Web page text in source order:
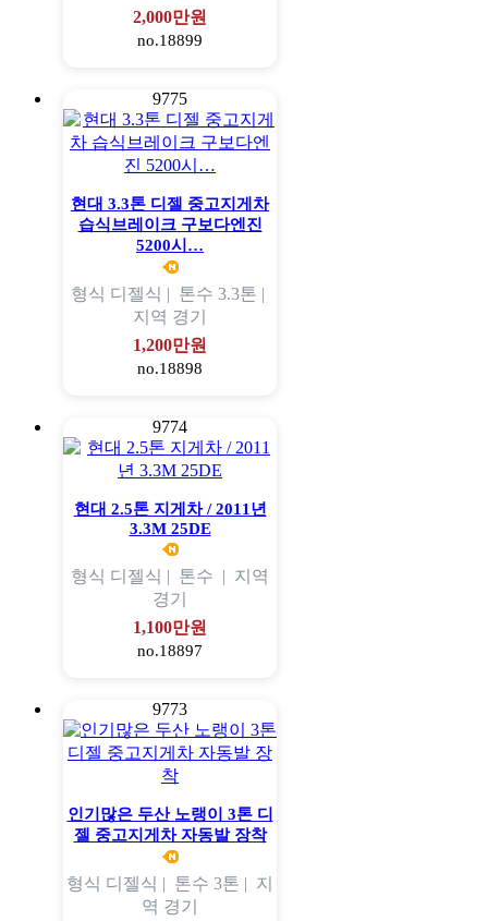
2,000만원
no.18899
9775
현대 3.3톤 디젤 중고지게차
습식브레이크 구보다엔진
5200시…
형식 디젤식 | 톤수 3.3톤 |
지역 경기
1,200만원
no.18898
9774
현대 2.5톤 지게차 / 2011년
3.3M 25DE
형식 디젤식 | 톤수 | 지역
경기
1,100만원
no.18897
9773
인기많은 두산 노랭이 3톤 디
젤 중고지게차 자동발 장착
형식 디젤식 | 톤수 3톤 | 지
역 경기